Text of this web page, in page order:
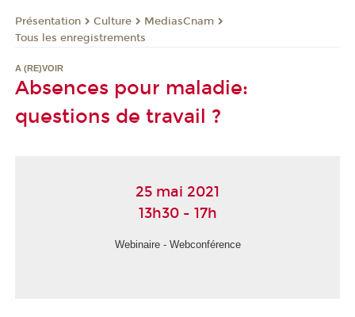
Présentation Culture
MediasCnam
Tous les enregistrements
A (RE)VOIR
Absences pour maladie:
questions de travail ?
25 mai 2021
13h30 - 17h
Webinaire - Webconférence